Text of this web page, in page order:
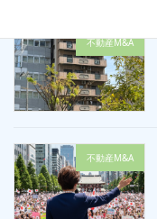
不動産M&A
不動産M&A